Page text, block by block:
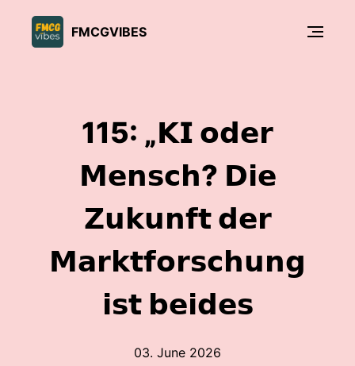
FMCGVIBES
115: „𝗞𝗜 𝗼𝗱𝗲𝗿
𝗠𝗲𝗻𝘀𝗰𝗵? 𝗗𝗶𝗲
𝗭𝘂𝗸𝘂𝗻𝗳𝘁 𝗱𝗲𝗿
𝗠𝗮𝗿𝗸𝘁𝗳𝗼𝗿𝘀𝗰𝗵𝘂𝗻𝗴
𝗶𝘀𝘁 𝗯𝗲𝗶𝗱𝗲𝘀
03. June 2026